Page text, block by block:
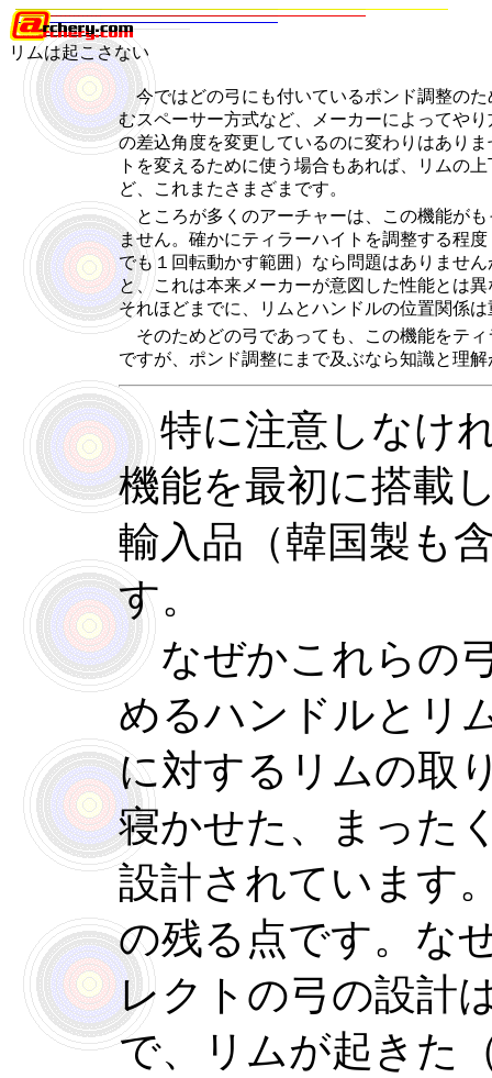
リムは起こさない
今ではどの弓にも付いているポンド調整の
むスペーサー方式など、メーカーによってや
の差込角度を変更しているのに変わりはあり
トを変えるために使う場合もあれば、リムの
ど、これまたさまざまです。
ところが多くのアーチャーは、この機能が
ません。確かにティラーハイトを調整する程
でも１回転動かす範囲）なら問題はありませ
と、これは本来メーカーが意図した性能とは
それほどまでに、リムとハンドルの位置関係
そのためどの弓であっても、この機能をテ
ですが、ポンド調整にまで及ぶなら知識と理
特に注意しなけ
機能を最初に搭載
輸入品（韓国製も
す。
なぜかこれらの
めるハンドルとリ
に対するリムの取
寝かせた、まった
設計されています
の残る点です。な
レクトの弓の設計
で、リムが起きた